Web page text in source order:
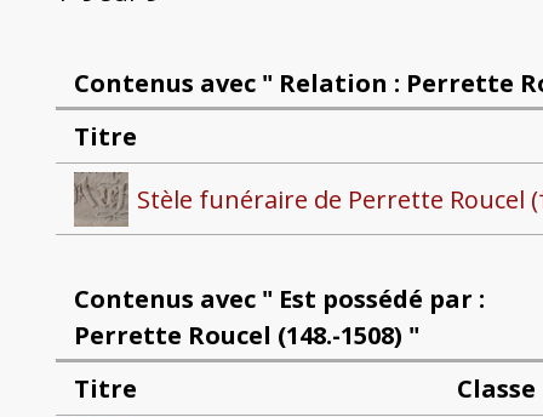
Contenus avec " Relation : Perrette
Titre
Stèle funéraire de Perrette Roucel
Contenus avec " Est possédé par :
Perrette Roucel (148.-1508) "
Titre
Classe